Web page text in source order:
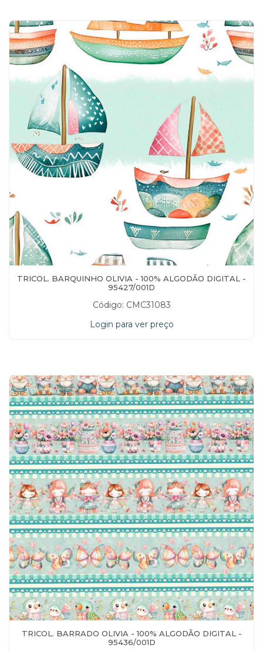
TRICOL. BARQUINHO OLIVIA - 100% ALGODÃO DIGITAL -
95427/001D
Código: CMC31083
Login para ver preço
TRICOL. BARRADO OLIVIA - 100% ALGODÃO DIGITAL -
95436/001D